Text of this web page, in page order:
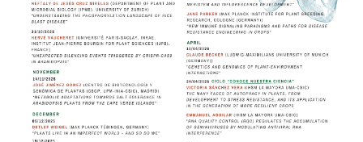
EMPLEO
COMUNICACIÓN
CONTACTO